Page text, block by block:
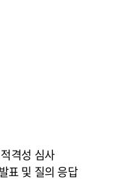
격성 심사
표 및 질의 응답